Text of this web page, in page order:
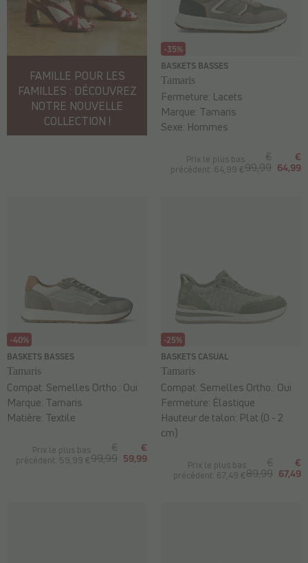
FAMILLE POUR LES
FAMILLES : DÉCOUVREZ
NOTRE NOUVELLE
COLLECTION !
-35%
BASKETS BASSES
Tamaris
Prix le plus bas
précédent: 64,99 €
€
99,99
€
64,99
Fermeture: Lacets
Marque: Tamaris
Sexe: Hommes
-40%
BASKETS BASSES
Tamaris
Prix le plus bas
précédent: 59,99 €
€
99,99
€
59,99
Compat. Semelles Ortho.: Oui
Marque: Tamaris
Matière: Textile
-25%
BASKETS CASUAL
Tamaris
Prix le plus bas
précédent: 67,49 €
€
89,99
€
67,49
Compat. Semelles Ortho.: Oui
Fermeture: Élastique
Hauteur de talon: Plat (0 - 2
cm)